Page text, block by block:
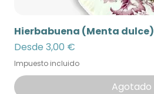
Hierbabuena (Menta dulce)
Desde 3,00 €
Precio de oferta
Impuesto incluido
Agotado